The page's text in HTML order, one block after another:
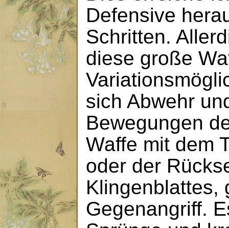
Defensive
Schritten.
diese große
sich Abwehr
Bewegungen
Waffe mit dem
oder der
Klingenblattes,
Gegenangriff.